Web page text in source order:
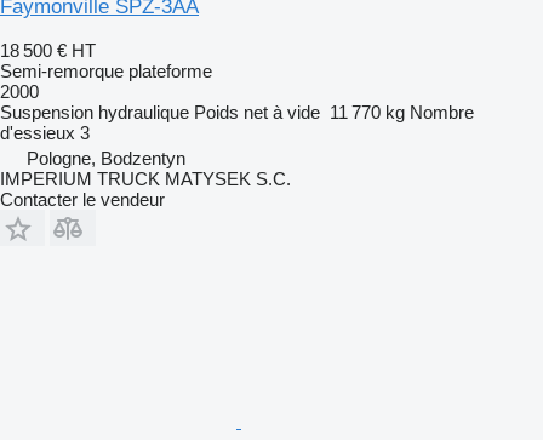
Faymonville SPZ-3AA
18 500 € HT
Semi-remorque plateforme
2000
Suspension hydraulique Poids net à vide 11 770 kg Nombre
d'essieux 3
Pologne, Bodzentyn
IMPERIUM TRUCK MATYSEK S.C.
Contacter le vendeur